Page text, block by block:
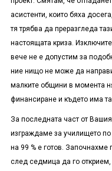
асистенти, които бяха
тя трябва да преразгледа
настоящата криза.
вече не е допустим за
ние нищо не може да
малките общини в момента
финансиране и където има
За последната част от
изграждаме за училището по
на 99 % е готов. Започнахме
след седмица да го